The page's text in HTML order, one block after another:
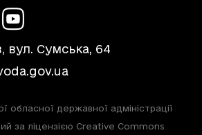
вул. Сумська, 64
обласної державної адміністрації
за ліцензією Creative Commons